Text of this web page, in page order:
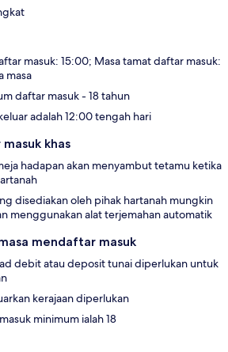
masuk: 15:00; Masa tamat daftar masuk:
masa
daftar masuk - 18 tahun
adalah 12:00 tengah hari
khas
hadapan akan menyambut tetamu ketika
disediakan oleh pihak hartanah mungkin
menggunakan alat terjemahan automatik
mendaftar masuk
debit atau deposit tunai diperlukan untuk
kerajaan diperlukan
minimum ialah 18